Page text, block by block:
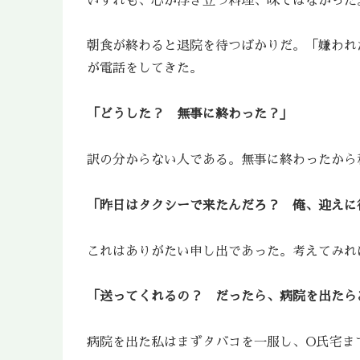
朝食が終わると退院を待つばかりだ。「嫌わ
が電話をしてきた。
「どうした？ 無事に終わった？」
訳の分からない人である。無事に終わったか
「昨日はタクシーで来たんだろ？ 俺、迎え
これはありがたい申し出であった。考えてみ
「送ってくれるの？ だったら、病院を出た
病院を出た私はまずタバコを一服し、O氏宅